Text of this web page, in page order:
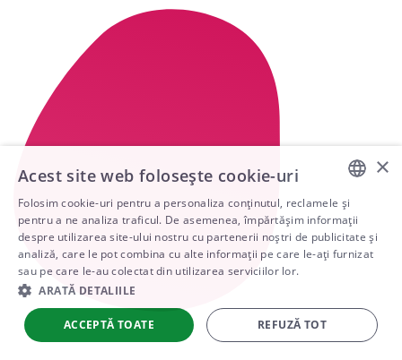
ENGLISH
ARABIC
PORTUGUESE
×
Acest site web folosește cookie-uri
Folosim cookie-uri pentru a personaliza conținutul, reclamele și
pentru a ne analiza traficul. De asemenea, împărtășim informații
despre utilizarea site-ului nostru cu partenerii noștri de publicitate și
analiză, care le pot combina cu alte informații pe care le-ați furnizat
sau pe care le-au colectat din utilizarea serviciilor lor.
ARATĂ DETALIILE
ACCEPTĂ TOATE REFUZĂ TOT